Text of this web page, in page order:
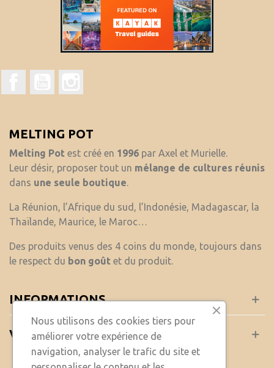
MELTING POT
Melting Pot est créé en 1996 par Axel et Murielle.
Leur désir, proposer tout un mélange de cultures réunis
dans une seule boutique.
La Réunion, l’Afrique du sud, l’Indonésie, Madagascar, la
Thaïlande, Maurice, le Maroc…
Des produits venus des 4 coins du monde, toujours dans
le respect du bon goût et du produit.
INFORMATIONS
VOTRE COMPTE
Nous utilisons des cookies tiers pour
améliorer votre expérience de
navigation, analyser le trafic du site et